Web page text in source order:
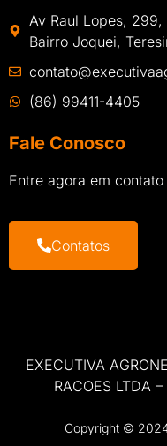
Av Raul Lopes, 299,
Bairro Joquei,
(86) 99411-4405
Fale Conosco
Entre agora em
Contatos
EXECUTIVA
RACOES LTDA
Copyright ©